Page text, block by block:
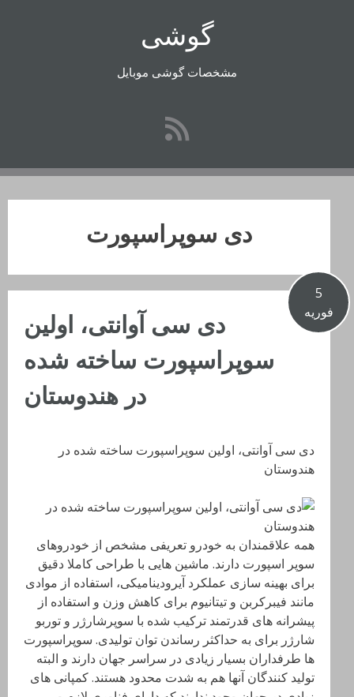
گوشی
مشخصات گوشی موبایل
دی سوپراسپورت
5
فوریه
دی سی آوانتی، اولین
سوپراسپورت ساخته شده
در هندوستان
دی سی آوانتی، اولین سوپراسپورت ساخته شده در
هندوستان
همه علاقمندان به خودرو تعریفی مشخص از خودروهای
سوپر اسپورت دارند. ماشین هایی با طراحی کاملا دقیق
برای بهینه سازی عملکرد آیرودینامیکی، استفاده از موادی
مانند فیبرکربن و تیتانیوم برای کاهش وزن و استفاده از
پیشرانه های قدرتمند ترکیب شده با سوپرشارژر و توربو
شارژر برای به حداکثر رساندن توان تولیدی. سوپراسپورت
ها طرفداران بسیار زیادی در سراسر جهان دارند و البته
تولید کنندگان آنها هم به شدت محدود هستند. کمپانی های